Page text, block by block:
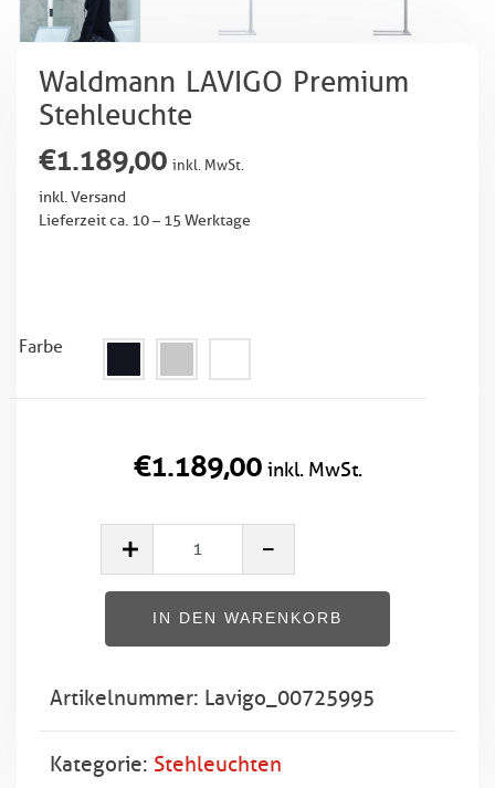
Waldmann LAVIGO Premium
Stehleuchte
€1.189,00 inkl. MwSt.
inkl. Versand
Lieferzeit ca. 10 – 15 Werktage
Farbe
€1.189,00 inkl. MwSt.
LAVIGO
IN DEN WARENKORB
Artikelnummer: Lavigo_00725995
Kategorie: Stehleuchten